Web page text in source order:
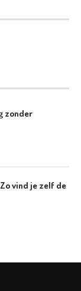
zonder
vind je zelf de